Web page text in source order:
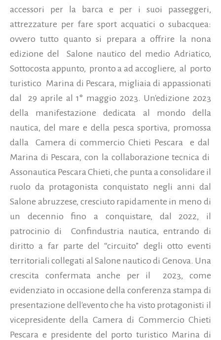
accessori per la barca e per i suoi passeggeri,
attrezzature per fare sport acquatici o subacquea:
ovvero tutto quanto si prepara a offrire la nona
edizione del
Salone nautico del medio Adriatico,
Sottocosta appunto, pronto a ad accogliere, al porto
turistico Marina di Pescara, migliaia di appassionati
dal 29 aprile al 1° maggio 2023. Un'edizione 2023
della manifestazione dedicata al mondo della
nautica, del mare e della pesca sportiva, promossa
dalla Camera di commercio Chieti Pescara e dal
Marina di Pescara, con la collaborazione tecnica di
Assonautica Pescara Chieti, che punta a consolidare il
ruolo da protagonista conquistato negli anni dal
Salone abruzzese, cresciuto rapidamente in meno di
un decennio fino a conquistare, dal 2022, il
patrocinio di Confindustria nautica, entrando di
diritto a far parte del “circuito” degli otto eventi
territoriali collegati al Salone nautico di Genova. Una
crescita confermata anche per il 2023, come
evidenziato in occasione della conferenza stampa di
presentazione dell'evento che ha visto protagonisti il
vicepresidente della Camera di Commercio Chieti
Pescara e presidente del porto turistico Marina di